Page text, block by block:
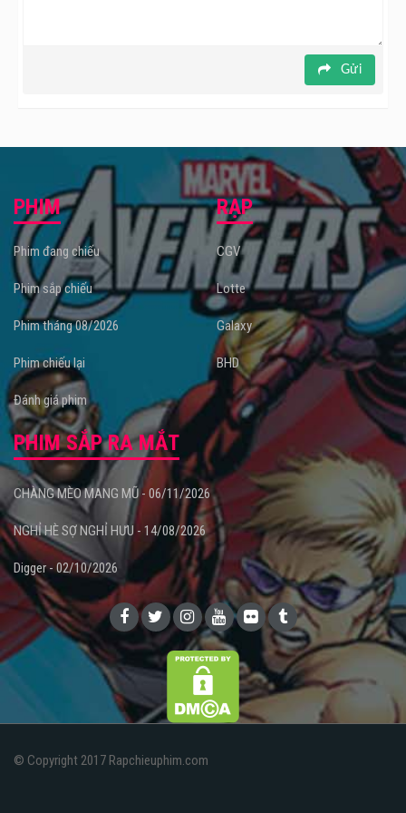
Gửi
PHIM
Phim đang chiếu
Phim sắp chiếu
Phim tháng 08/2026
Phim chiếu lại
Đánh giá phim
RẠP
CGV
Lotte
Galaxy
BHD
PHIM SẮP RA MẮT
CHÀNG MÈO MANG MŨ - 06/11/2026
NGHỈ HÈ SỢ NGHỈ HƯU - 14/08/2026
Digger - 02/10/2026
© Copyright 2017 Rapchieuphim.com